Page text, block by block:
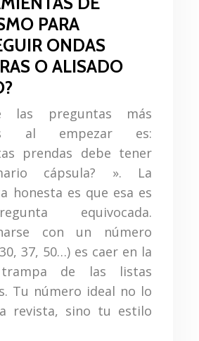
PARA
ONDAS
O ALISADO
las preguntas más
al empezar es:
prendas debe tener
cápsula? ». La
honesta es que esa es
equivocada.
con un número
37, 50…) es caer en la
de las listas
Tu número ideal no lo
revista, sino tu estilo